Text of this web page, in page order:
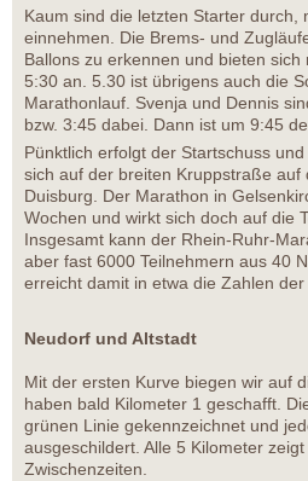
Kaum sind die letzten Starter durch,
einnehmen. Die Brems- und
Ballons zu erkennen und bieten
5:30 an. 5.30 ist übrigens auch die
Marathonlauf. Svenja und Dennis
bzw. 3:45 dabei. Dann ist um 9:45
Pünktlich erfolgt der Startschuss
sich auf der breiten Kruppstraße auf
Duisburg. Der Marathon in
Wochen und wirkt sich doch auf die
Insgesamt kann der Rhein-Ruhr-
aber fast 6000 Teilnehmern aus 40
erreicht damit in etwa die Zahlen der
Neudorf und Altstadt
Mit der ersten Kurve biegen wir auf
haben bald Kilometer 1 geschafft.
grünen Linie gekennzeichnet und
ausgeschildert. Alle 5 Kilometer
Zwischenzeiten.